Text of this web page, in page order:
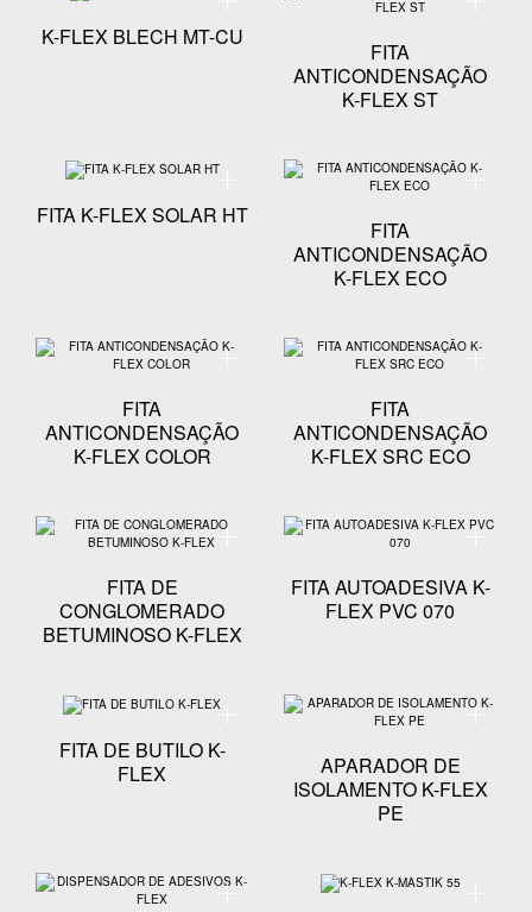
K-FLEX BLECH MT-CU
FITA
ANTICONDENSAÇÃO
K-FLEX ST
FITA K-FLEX SOLAR HT
Especificação técnica - FITA K-FLEX SOLAR HT
FITA
ANTICONDENSAÇÃO
K-FLEX ECO
FITA
ANTICONDENSAÇÃO
K-FLEX COLOR
Especificação técnica - FITA ANTICONDENSAÇÃO K-
FITA
ANTICONDENSAÇÃO
K-FLEX SRC ECO
FITA DE
CONGLOMERADO
BETUMINOSO K-FLEX
Especificação técnica - FITA DE CONGLOMERADO
FITA AUTOADESIVA K-
FLEX PVC 070
FITA DE BUTILO K-
FLEX
Especificação técnica - FITA DE BUTILO K-FLEX
APARADOR DE
ISOLAMENTO K-FLEX
PE
Especificação técnica - DISPENSADOR DE